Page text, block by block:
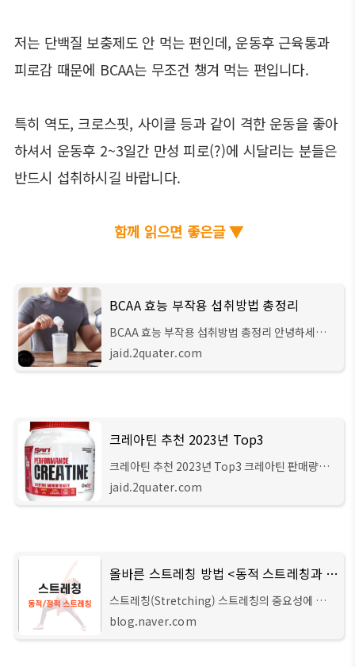
저는 단백질 보충제도 안 먹는 편인데, 운동후 근육통과
피로감 때문에 BCAA는 무조건 챙겨 먹는 편입니다.
특히 역도, 크로스핏, 사이클 등과 같이 격한 운동을 좋아
하셔서 운동후 2~3일간 만성 피로(?)에 시달리는 분들은
반드시 섭취하시길 바랍니다.
함께 읽으면 좋은글 ▼
BCAA 효능 부작용 섭취방법 총정리
BCAA 효능 부작용 섭취방법 총정리 안녕하세요
문무남입니다. 이번 글에서는 웨이트 트레이닝을
할 때 건강 기능 식품으로 자주 챙겨먹는 BCAA의
jaid.2quater.com
크레아틴 추천 2023년 Top3
크레아틴 추천 2023년 Top3 크레아틴 판매량
Top 3 안녕하세요 문무남입니다. 이번 글은 지난
글에서 설명했던 '크레아틴 효과 및 부작용'에 이어
jaid.2quater.com
올바른 스트레칭 방법 <동적 스트레칭과 정적 스트레칭>
스트레칭(Stretching) 스트레칭의 중요성에 대해
서는 누구나 적지 않게 들어보셨을 것입니다. 운동
전후뿐...
blog.naver.com